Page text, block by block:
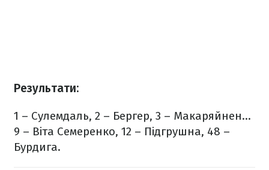
Результати:
1 – Сулемдаль, 2 – Бергер, 3 – Макаряйнен…
9 – Віта Семеренко, 12 – Підгрушна, 48 –
Бурдига.